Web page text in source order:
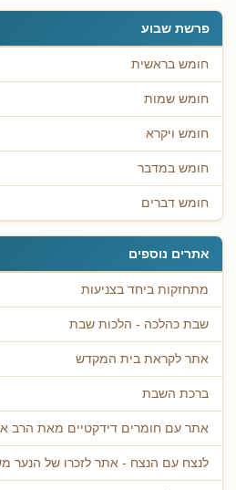
פרשת שבוע
חומש בראשית
חומש שמות
חומש ויקרא
חומש במדבר
חומש דברים
אתרים נוספים
מתחזקות ביחד בצניעות
שבת כהלכה - הלכות שבת
אתר לקראת בית המקדש
ברכת השבת
אתר עם חומרים דידקטיים מאת הרב
לנצח עם הנצח - אתר לזכרו של הנער